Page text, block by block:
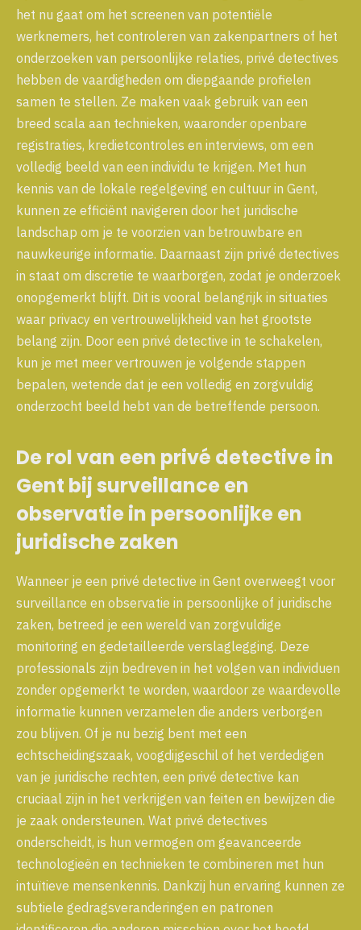
het nu gaat om het screenen van potentiële
werknemers, het controleren van zakenpartners of het
onderzoeken van persoonlijke relaties, privé detectives
hebben de vaardigheden om diepgaande profielen
samen te stellen. Ze maken vaak gebruik van een
breed scala aan technieken, waaronder openbare
registraties, kredietcontroles en interviews, om een
volledig beeld van een individu te krijgen. Met hun
kennis van de lokale regelgeving en cultuur in Gent,
kunnen ze efficiënt navigeren door het juridische
landschap om je te voorzien van betrouwbare en
nauwkeurige informatie. Daarnaast zijn privé detectives
in staat om discretie te waarborgen, zodat je onderzoek
onopgemerkt blijft. Dit is vooral belangrijk in situaties
waar privacy en vertrouwelijkheid van het grootste
belang zijn. Door een privé detective in te schakelen,
kun je met meer vertrouwen je volgende stappen
bepalen, wetende dat je een volledig en zorgvuldig
onderzocht beeld hebt van de betreffende persoon.
De rol van een privé detective in
Gent bij surveillance en
observatie in persoonlijke en
juridische zaken
Wanneer je een privé detective in Gent overweegt voor
surveillance en observatie in persoonlijke of juridische
zaken, betreed je een wereld van zorgvuldige
monitoring en gedetailleerde verslaglegging. Deze
professionals zijn bedreven in het volgen van individuen
zonder opgemerkt te worden, waardoor ze waardevolle
informatie kunnen verzamelen die anders verborgen
zou blijven. Of je nu bezig bent met een
echtscheidingszaak, voogdijgeschil of het verdedigen
van je juridische rechten, een privé detective kan
cruciaal zijn in het verkrijgen van feiten en bewijzen die
je zaak ondersteunen. Wat privé detectives
onderscheidt, is hun vermogen om geavanceerde
technologieën en technieken te combineren met hun
intuïtieve mensenkennis. Dankzij hun ervaring kunnen ze
subtiele gedragsveranderingen en patronen